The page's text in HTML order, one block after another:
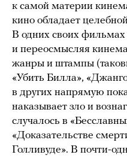
к самой материи
кино обладает
В одних своих фильмах
и переосмысляя
жанры и штампы
«Убить Билла»,
в других напрямую
наказывает зло и
случалось в
«Доказательстве
Голливуде». В почти-